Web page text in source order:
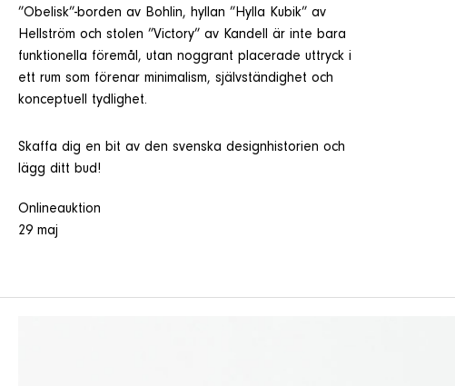
”Obelisk”-borden av Bohlin, hyllan ”Hylla Kubik” av
Hellström och stolen ”Victory” av Kandell är inte bara
funktionella föremål, utan noggrant placerade uttryck i
ett rum som förenar minimalism, självständighet och
konceptuell tydlighet.
Skaffa dig en bit av den svenska designhistorien och
lägg ditt bud!
Onlineauktion
29 maj